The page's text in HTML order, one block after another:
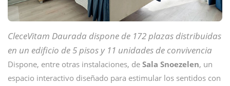
CleceVitam Daurada dispone de 172 plazas distribuidas
en un edificio de 5 pisos y 11 unidades de convivencia
Dispone, entre otras instalaciones, de Sala Snoezelen, un
espacio interactivo diseñado para estimular los sentidos con